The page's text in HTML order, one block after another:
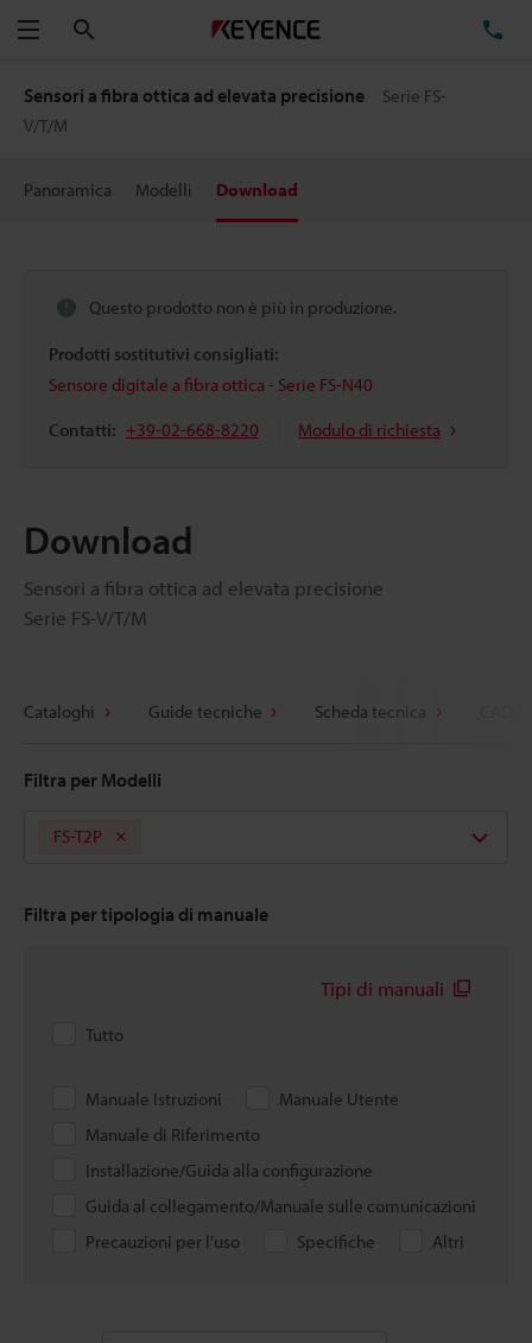
Menu
Sensori a fibra ottica ad elevata precisione
Serie FS-
V/T/M
Panoramica Modelli Download
Questo prodotto non è più in produzione.
Prodotti sostitutivi consigliati:
Sensore digitale a fibra ottica - Serie FS-N40
Contatti: +39-02-668-8220 Modulo di richiesta
Download
Sensori a fibra ottica ad elevata precisione
Serie FS-V/T/M
Cataloghi Guide tecniche Scheda tecnica
Filtra per Modelli
FS-T2P
Filtra per tipologia di manuale
Tipi di manuali
Tutto
Manuale Istruzioni
Manuale Utente
Manuale di Riferimento
Installazione/Guida alla configurazione
Guida al collegamento/Manuale sulle comunicazioni
Precauzioni per l'uso
Specifiche Altri